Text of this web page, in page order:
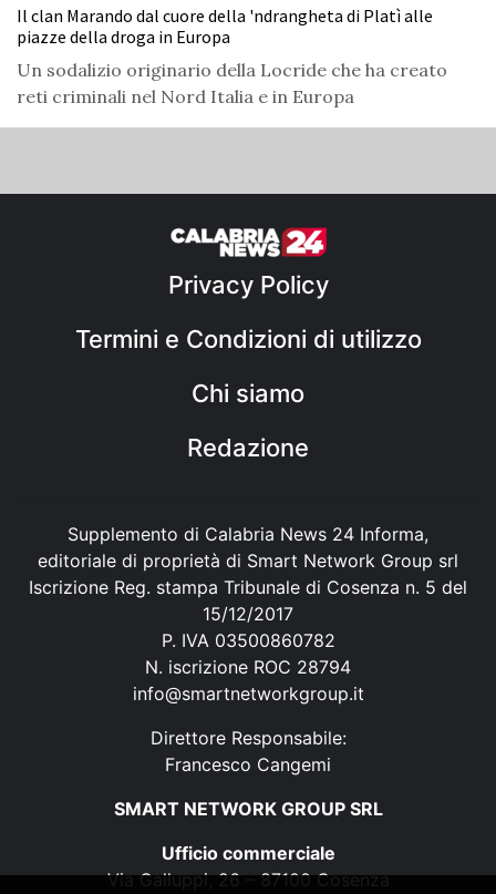
Il clan Marando dal cuore della 'ndrangheta di Platì alle
piazze della droga in Europa
Un sodalizio originario della Locride che ha creato
reti criminali nel Nord Italia e in Europa
Privacy Policy
Termini e Condizioni di utilizzo
Chi siamo
Redazione
Supplemento di Calabria News 24 Informa,
editoriale di proprietà di Smart Network Group srl
Iscrizione Reg. stampa Tribunale di Cosenza n. 5 del
15/12/2017
P. IVA 03500860782
N. iscrizione ROC 28794
info@smartnetworkgroup.it
Direttore Responsabile:
Francesco Cangemi
SMART NETWORK GROUP SRL
Ufficio commerciale
Via Galluppi, 26 – 87100 Cosenza